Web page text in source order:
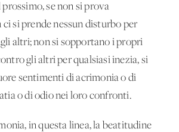
se non si prova
ci si prende nessun disturbo per
altri; non si sopportano i propri
gli altri per qualsiasi inezia, si
sentimenti di acrimonia o di
o di odio nei loro confronti.
in questa linea, la beatitudine